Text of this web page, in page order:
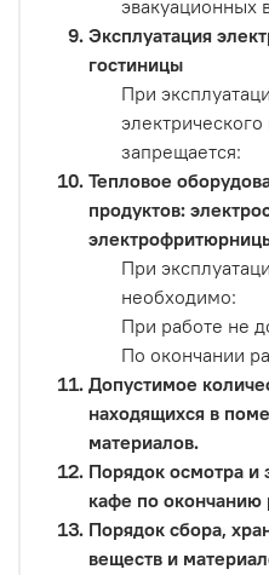
эвакуационных
Эксплуатация
гостиницы
При
запрещается:
Тепловое
продуктов:
При
необходимо:
При работе не
По окончании
Допустимое
находящихся в
материалов.
Порядок осмотра
кафе по окончанию
Порядок сбора,
веществ и